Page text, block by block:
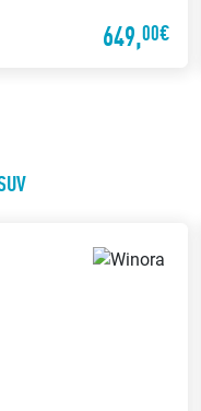
649,00€